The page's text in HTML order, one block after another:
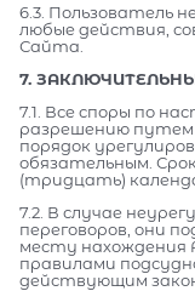
6.3. Пользователь
любые действия,
Сайта.
7.
7.1. Все споры по
разрешению путем
порядок
обязательным.
(тридцать)
7.2. В случае
переговоров, они
месту
правилами
действующим